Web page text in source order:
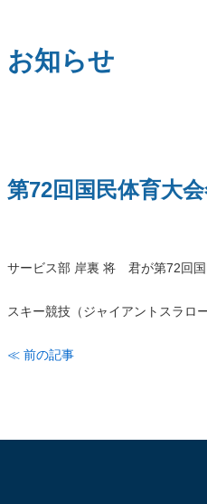
お知らせ
第72回国民体育大
サービス部 岸裏 将 君が第72回国
スキー競技（ジャイアントスラロ
≪ 前の記事